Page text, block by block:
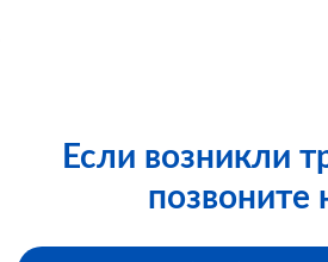
Если возникли
позвоните